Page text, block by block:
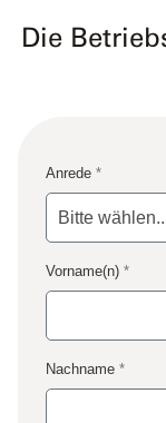
Die
*
Anrede
*
Vorname(n)
*
Nachname